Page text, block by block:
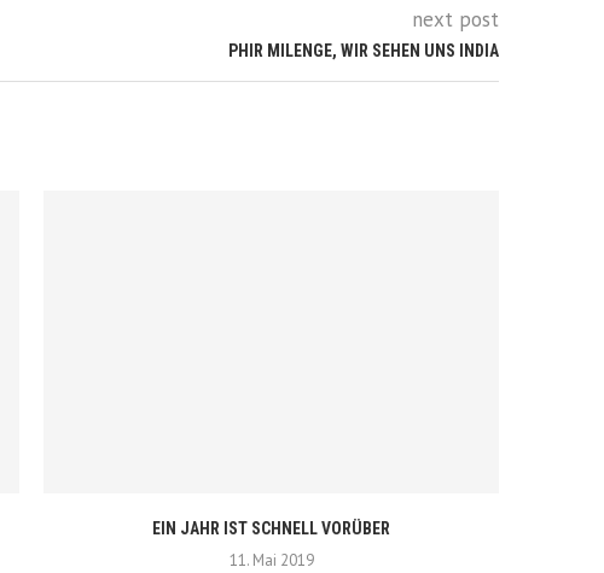
next post
PHIR MILENGE, WIR SEHEN UNS INDIA
EIN JAHR IST SCHNELL VORÜBER
11. Mai 2019